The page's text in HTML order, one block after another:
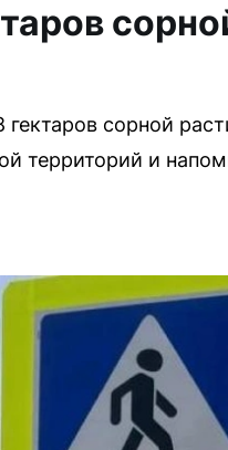
сорной
территорий и